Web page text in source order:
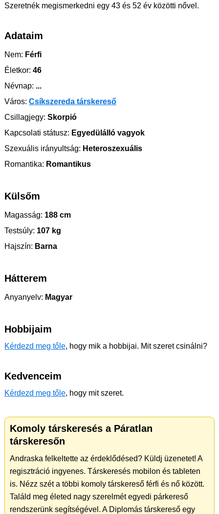
Szeretnék megismerkedni egy 43 és 52 év közötti nővel.
Adataim
Nem: Férfi
Életkor: 46
Névnap: ...
Város: Csíkszereda társkereső
Csillagjegy: Skorpió
Kapcsolati státusz: Egyedülálló vagyok
Szexuális irányultság: Heteroszexuális
Romantika: Romantikus
Külsőm
Magasság: 188 cm
Testsúly: 107 kg
Hajszín: Barna
Hátterem
Anyanyelv: Magyar
Hobbijaim
Kérdezd meg tőle, hogy mik a hobbijai. Mit szeret csinálni?
Kedvenceim
Kérdezd meg tőle, hogy mit szeret.
Komoly társkeresés a Páratlan
társkeresőn
Andraska felkeltette az érdeklődésed? Küldj üzenetet! A
regisztráció ingyenes. Társkeresés mobilon és tableten
is. Nézz szét a többi komoly társkereső férfi és nő között.
Találd meg életed nagy szerelmét egyedi párkereső
rendszerünk segítségével. A Diplomás társkereső egy